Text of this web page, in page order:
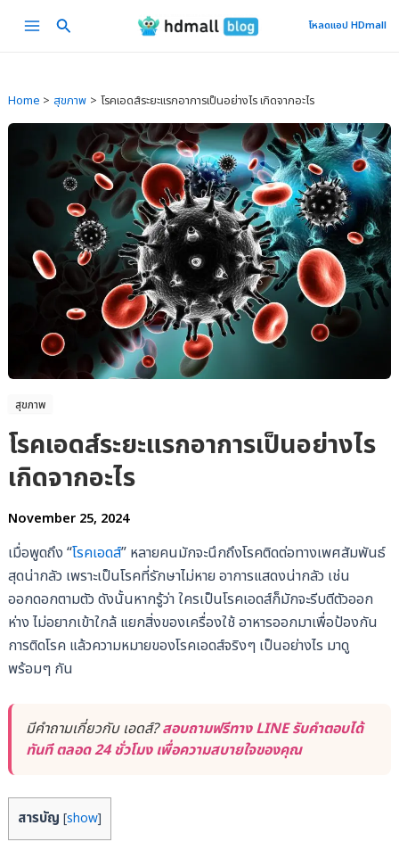
Main
โหลดแอป HDmall
Home สุขภาพ โรคเอดส์ระยะแรกอาการเป็นอย่างไร เกิดจากอะไร
สุขภาพ
โรคเอดส์ระยะแรกอาการเป็นอย่างไร
เกิดจากอะไร
November 25, 2024
เมื่อพูดถึง “โรคเอดส์” หลายคนมักจะนึกถึงโรคติดต่อทางเพศสัมพันธ์
สุดน่ากลัว เพราะเป็นโรคที่รักษาไม่หาย อาการแสดงน่ากลัว เช่น
ออกดอกตามตัว ดังนั้นหากรู้ว่า ใครเป็นโรคเอดส์ก็มักจะรีบตีตัวออก
ห่าง ไม่อยากเข้าใกล้ แยกสิ่งของเครื่องใช้ อาหารออกมาเพื่อป้องกัน
การติดโรค แล้วความหมายของโรคเอดส์จริงๆ เป็นอย่างไร มาดู
พร้อมๆ กัน
มีคำถามเกี่ยวกับ เอดส์?สอบถามฟรีทาง LINE รับคำตอบได้
ทันที ตลอด 24 ชั่วโมง เพื่อความสบายใจของคุณ
สารบัญ [show]